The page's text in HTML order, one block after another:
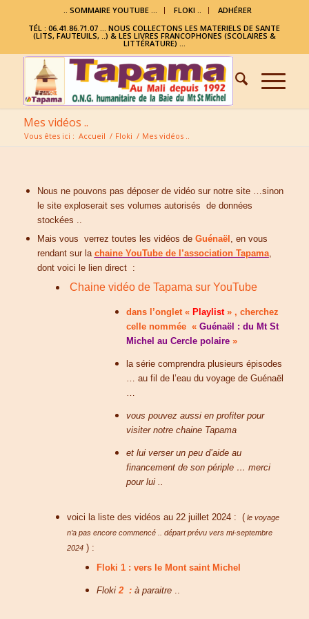
.. SOMMAIRE YOUTUBE … FLOKI ..
ADHÉRER
TÉL : 06.41.86.71.07 ... NOUS COLLECTONS LES MATERIELS DE SANTE
(LITS, FAUTEUILS, ..) & LES LIVRES FRANCOPHONES (SCOLAIRES &
LITTÉRATURE) ...
Mes vidéos ..
Vous êtes ici : Accueil / Floki / Mes vidéos ..
Nous ne pouvons pas déposer de vidéo sur notre site …sinon
le site exploserait ses volumes autorisés de données
stockées ..
Mais vous verrez toutes les vidéos de Guénaël , en vous
rendant sur la chaine YouTube de l’association Tapama,
dont voici le lien direct :
Chaine vidéo de Tapama sur YouTube
dans l’onglet « Playlist» , cherchez
celle nommée « Guénaël : du Mt St
Michel au Cercle polaire»
la série comprendra plusieurs épisodes
… au fil de l’eau du voyage de Guénaël
…
vous pouvez aussi en profiter pour
visiter notre chaine Tapama
et lui verser un peu d’aide au
financement de son périple … merci
pour lui ..
voici la liste des vidéos au 22 juillet 2024 : (le voyage
n’a pas encore commencé .. départ prévu vers mi-septembre
2024) :
Floki 1: vers le Mont saint Michel
Floki 2 : à paraitre..